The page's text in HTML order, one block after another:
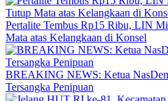
‎Pertalite Tembus Rp15 Ribu, LIN
Mata atas Kelangkaan di Konsel
BREAKING NEWS: Ketua
Tersangka Penipuan